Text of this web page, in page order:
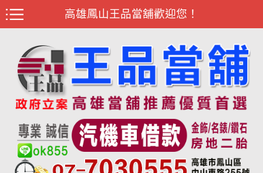
高雄鳳山王品當舖歡迎您！